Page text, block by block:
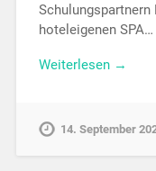
hoteleigenen SPA…
Weiterlesen →
14. September